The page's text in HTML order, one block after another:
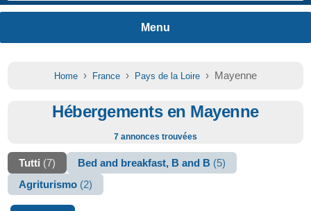
Home › France › Pays de la Loire › Mayenne
Hébergements en Mayenne
7 annonces trouvées
Tutti (7) Bed and breakfast, B and B (5)
Agriturismo (2)